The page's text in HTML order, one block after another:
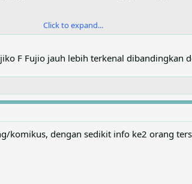
merupakan karya Motoo Abiko (Fujiko Fujio
Click to expand...
F Fujio jauh lebih terkenal dibandingkan
komikus, dengan sedikit info ke2 orang